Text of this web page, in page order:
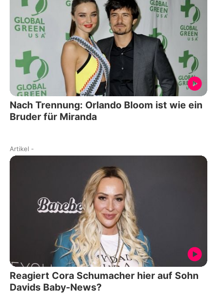
Nach Trennung: Orlando Bloom ist wie ein
Bruder für Miranda
Artikel -
Reagiert Cora Schumacher hier auf Sohn
Davids Baby-News?